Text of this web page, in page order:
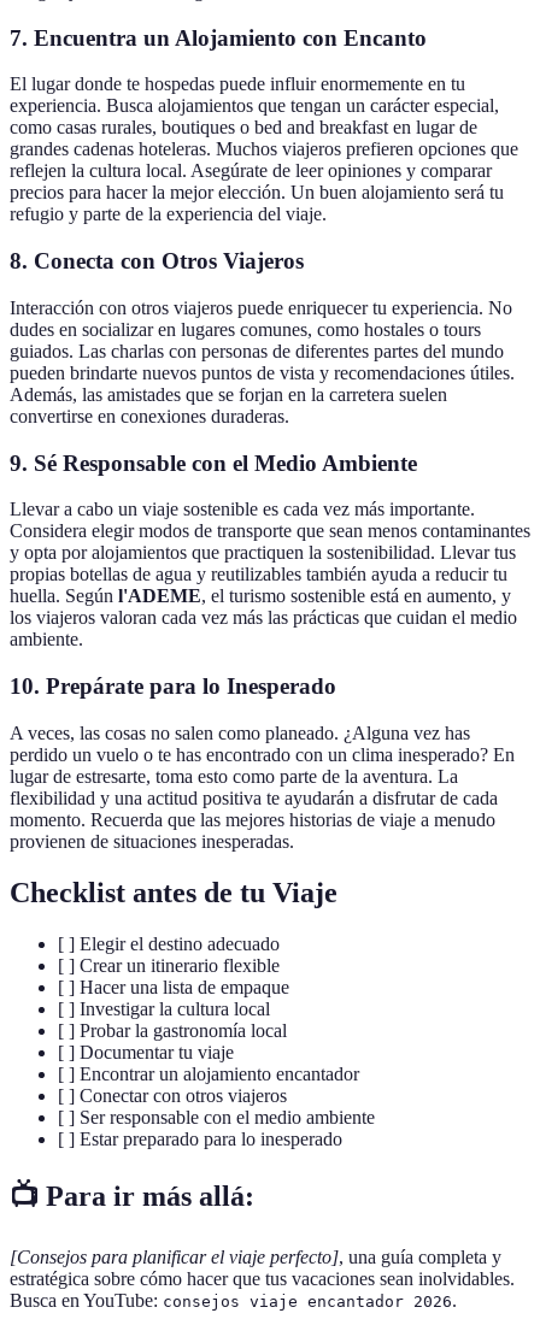
7. Encuentra un Alojamiento con Encanto
El lugar donde te hospedas puede influir enormemente en tu
experiencia. Busca alojamientos que tengan un carácter especial,
como casas rurales, boutiques o bed and breakfast en lugar de
grandes cadenas hoteleras. Muchos viajeros prefieren opciones que
reflejen la cultura local. Asegúrate de leer opiniones y comparar
precios para hacer la mejor elección. Un buen alojamiento será tu
refugio y parte de la experiencia del viaje.
8. Conecta con Otros Viajeros
Interacción con otros viajeros puede enriquecer tu experiencia. No
dudes en socializar en lugares comunes, como hostales o tours
guiados. Las charlas con personas de diferentes partes del mundo
pueden brindarte nuevos puntos de vista y recomendaciones útiles.
Además, las amistades que se forjan en la carretera suelen
convertirse en conexiones duraderas.
9. Sé Responsable con el Medio Ambiente
Llevar a cabo un viaje sostenible es cada vez más importante.
Considera elegir modos de transporte que sean menos contaminantes
y opta por alojamientos que practiquen la sostenibilidad. Llevar tus
propias botellas de agua y reutilizables también ayuda a reducir tu
huella. Según l'ADEME, el turismo sostenible está en aumento, y
los viajeros valoran cada vez más las prácticas que cuidan el medio
ambiente.
10. Prepárate para lo Inesperado
A veces, las cosas no salen como planeado. ¿Alguna vez has
perdido un vuelo o te has encontrado con un clima inesperado? En
lugar de estresarte, toma esto como parte de la aventura. La
flexibilidad y una actitud positiva te ayudarán a disfrutar de cada
momento. Recuerda que las mejores historias de viaje a menudo
provienen de situaciones inesperadas.
Checklist antes de tu Viaje
[ ] Elegir el destino adecuado
[ ] Crear un itinerario flexible
[ ] Hacer una lista de empaque
[ ] Investigar la cultura local
[ ] Probar la gastronomía local
[ ] Documentar tu viaje
[ ] Encontrar un alojamiento encantador
[ ] Conectar con otros viajeros
[ ] Ser responsable con el medio ambiente
[ ] Estar preparado para lo inesperado
📺 Para ir más allá:
[Consejos para planificar el viaje perfecto], una guía completa y
estratégica sobre cómo hacer que tus vacaciones sean inolvidables.
Busca en YouTube: consejos viaje encantador 2026.